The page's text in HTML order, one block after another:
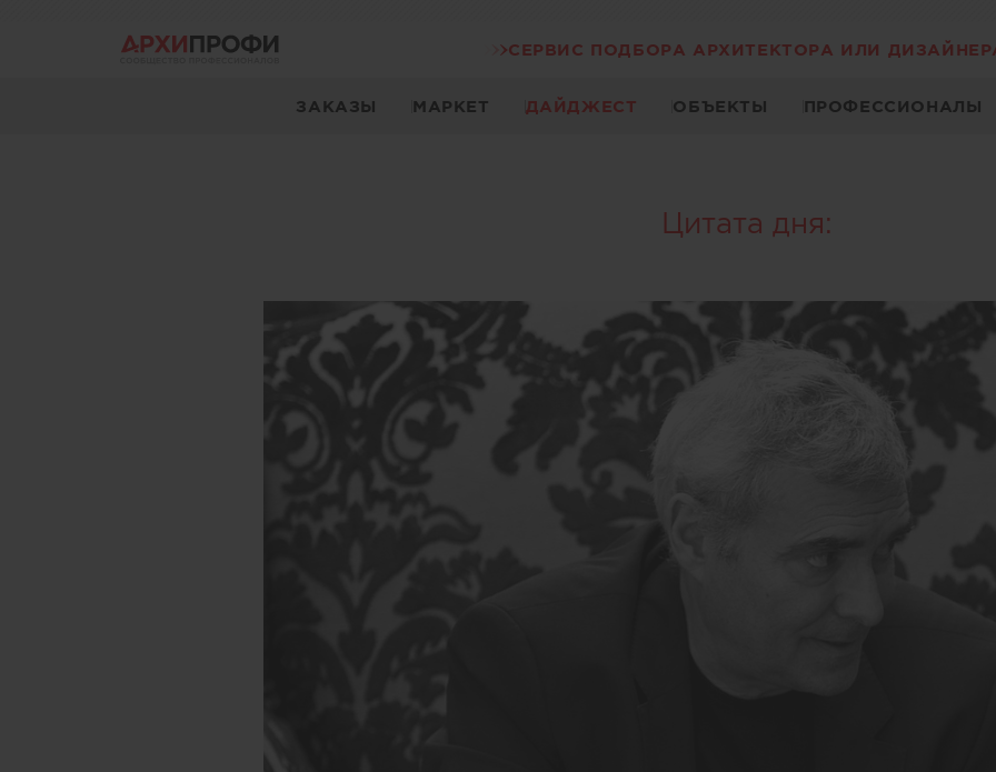
СЕРВИС ПОДБОРА АРХИТЕКТОРА ИЛИ
ЗАКАЗЫ МАРКЕТ ДАЙДЖЕСТ ОБЪЕКТЫ ПРОФЕССИОНАЛЫ
Цитата дня: